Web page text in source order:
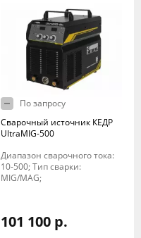
По запросу
Сварочный источник КЕДР
UltraMIG-500
Диапазон сварочного тока:
10-500; Тип сварки:
MIG/MAG;
101 100 р.